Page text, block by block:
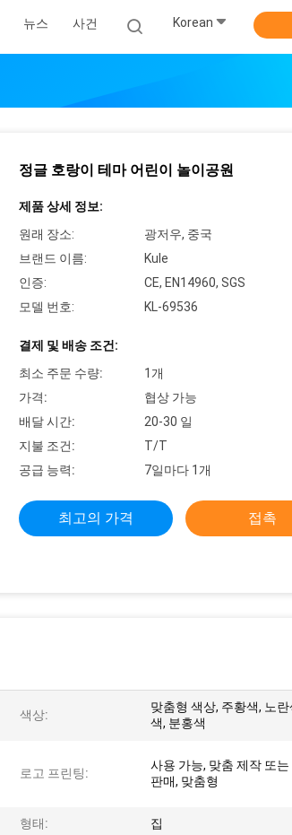
뉴스 사건 Korean
정글 호랑이 테마 어린이 놀이공원
제품 상세 정보:
원래 장소:
광저우, 중국
브랜드 이름:
Kule
인증:
CE, EN14960, SGS
모델 번호:
KL-69536
결제 및 배송 조건:
최소 주문 수량:
1개
가격:
협상 가능
배달 시간:
20-30 일
지불 조건:
T/T
공급 능력:
7일마다 1개
최고의 가격 접촉
색상:
맞춤형 색상, 주황색, 노
색, 분홍색
로고 프린팅:
사용 가능, 맞춤 제작 또
판매, 맞춤형
형태: 집